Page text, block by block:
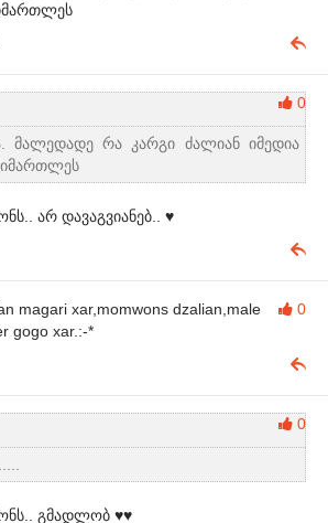
0
მალედადე რა კარგი ძალიან იმედია
არ დავაგვიანებ.. ♥
0
magari xar,momwons dzalian,male
gogo xar.:-*
0
გმადლობ ♥♥